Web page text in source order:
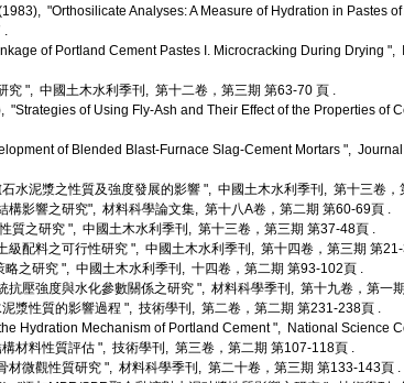
"Orthosilicate Analyses: A Measure of Hydration in Pastes
.
of Portland Cement Pastes I. Microcracking During Drying
究 ", 中國土木水利季刊, 第十二卷，第三期 第63-70 頁 .
of Using Fly-Ash and Their Effect of the Properties of
of Blended Blast-Furnace Slag-Cement Mortars ",
水泥漿之性質及強度發展的影響 ", 中國土木水利季刊, 第十三卷，
構影響之研究", 材料科學論文集, 第十八A卷，第二期 第60-69頁 .
質之研究 ", 中國土木水利季刊, 第十三卷，第三期 第37-48頁 .
級配料之可行性研究 ", 中國土木水利季刊, 第十四卷，第三期 第
之研究 ", 中國土木水利季刊, 十四卷，第二期 第93-102頁 .
抗壓強度與水化參數關係之研究 ", 材料科學季刊, 第十九卷，第一
漿性質的影響過程 ", 技術學刊, 第二卷，第二期 第231-238頁 .
Hydration Mechanism of Portland Cement ", National Science
材料性質評估 ", 技術學刊, 第三卷，第二期 第107-118頁 .
材微觀性質研究 ", 材料科學季刊, 第二十卷，第三期 第133-143頁 .